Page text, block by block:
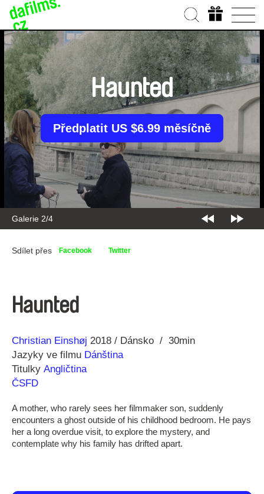
Galerie 2/4
Haunted
Předplatit US $6.99 měsíčně
Sdílet přes Facebook Twitter
Haunted
Režie
Christian Einshøj
Rok 2018 Dánsko
30min
Jazyky ve filmu Dánština
Titulky Angličtina
ČSFD
A mother, who rarely sees her filmmaker son, suddenly
encounters a ghost outside of his childhood bedroom. He pays
her a long overdue visit, to explore the mystery, and
contemplate why his family has drifted apart.